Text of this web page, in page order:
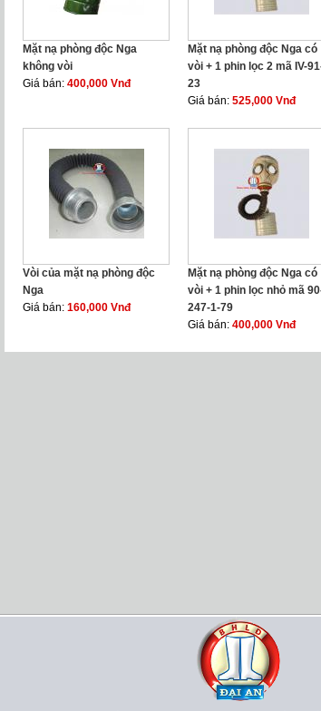
Mặt nạ phòng độc Nga
không vòi
Giá bán: 400,000 Vnđ
Mặt nạ phòng độc Nga có
vòi + 1 phin lọc 2 mã IV-
23
Giá bán: 525,000 Vnđ
Vòi của mặt nạ phòng độc
Nga
Giá bán: 160,000 Vnđ
Mặt nạ phòng độc Nga có
vòi + 1 phin lọc nhỏ mã
247-1-79
Giá bán: 400,000 Vnđ